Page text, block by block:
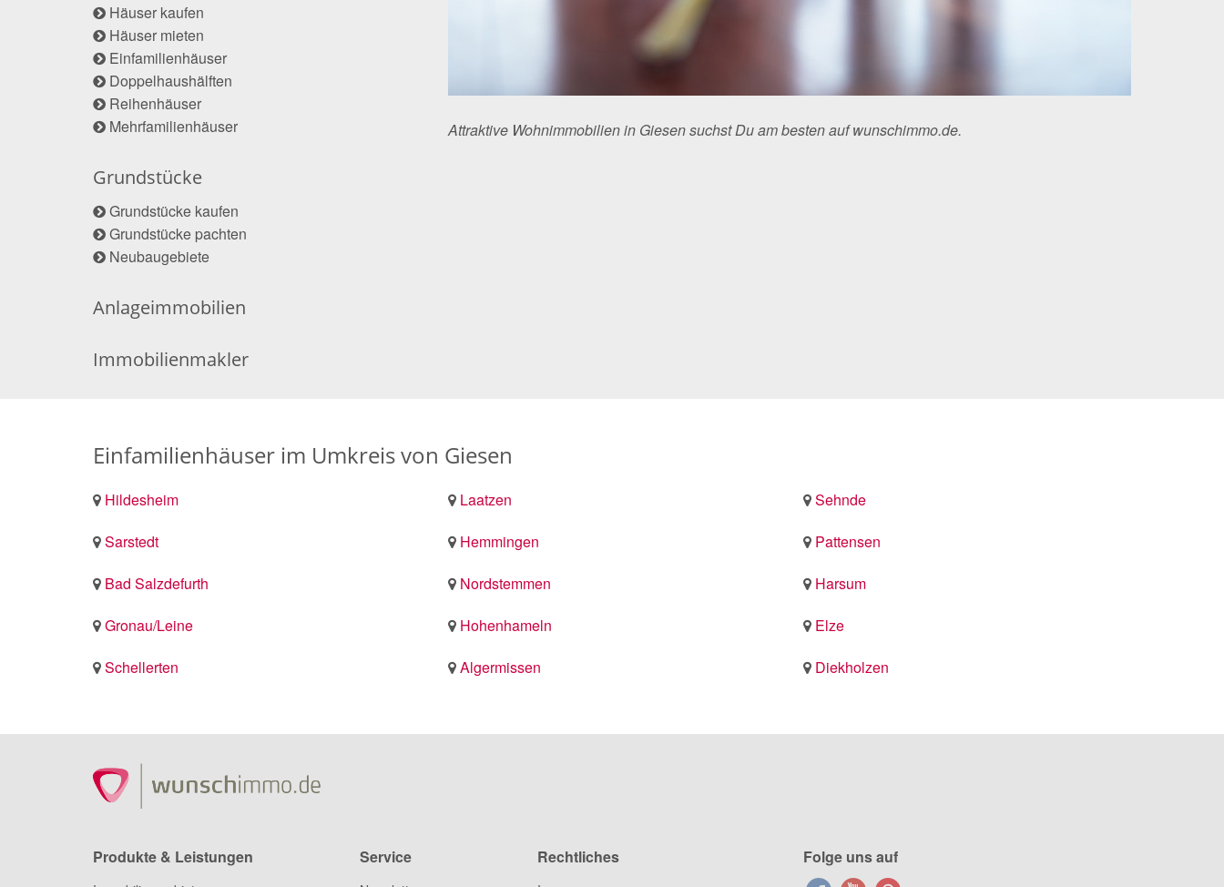
Häuser kaufen
Häuser mieten
Einfamilienhäuser
Doppelhaushälften
Reihenhäuser
Mehrfamilienhäuser
Grundstücke
Grundstücke kaufen
Grundstücke pachten
Neubaugebiete
Anlageimmobilien
Immobilienmakler
Attraktive Wohnimmobilien in Giesen suchst Du am besten auf wunschimmo.de.
Einfamilienhäuser im Umkreis von Giesen
Hildesheim Laatzen
Sehnde
Sarstedt
Hemmingen
Pattensen
Bad Salzdefurth
Nordstemmen
Harsum
Gronau/Leine
Hohenhameln
Elze
Schellerten
Algermissen Diekholzen
Produkte & Leistungen Service Rechtliches Folge uns auf